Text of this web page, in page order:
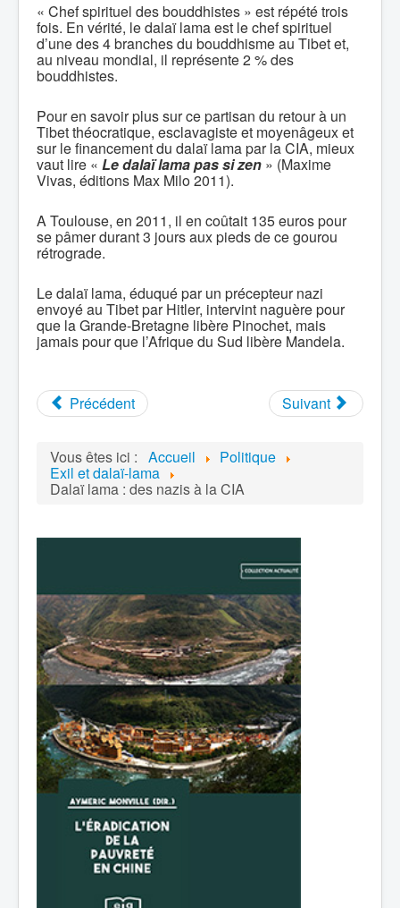
« Chef spirituel des bouddhistes » est répété trois
fois. En vérité, le dalaï lama est le chef spirituel
d’une des 4 branches du bouddhisme au Tibet et,
au niveau mondial, il représente 2 % des
bouddhistes.
Pour en savoir plus sur ce partisan du retour à un
Tibet théocratique, esclavagiste et moyenâgeux et
sur le financement du dalaï lama par la CIA, mieux
vaut lire « Le dalaï lama pas si zen » (Maxime
Vivas, éditions Max Milo 2011).
A Toulouse, en 2011, il en coûtait 135 euros pour
se pâmer durant 3 jours aux pieds de ce gourou
rétrograde.
Le dalaï lama, éduqué par un précepteur nazi
envoyé au Tibet par Hitler, intervint naguère pour
que la Grande-Bretagne libère Pinochet, mais
jamais pour que l’Afrique du Sud libère Mandela.
Précédent Suivant
Vous êtes ici : Accueil Politique
Exil et dalaï-lama
Dalaï lama : des nazis à la CIA